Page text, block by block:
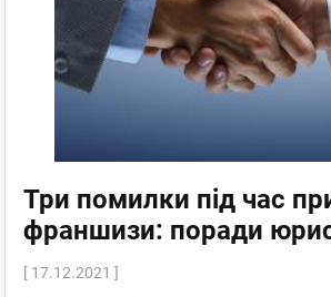
Три помилки під час
франшизи: поради
[ 17.12.2021 ]